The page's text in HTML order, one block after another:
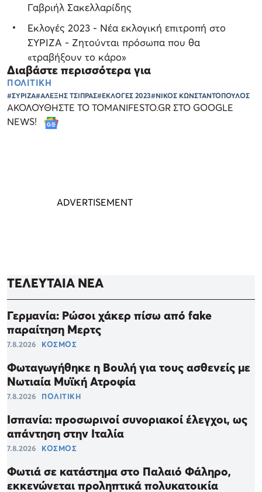
Γαβριήλ Σακελλαρίδης
Εκλογές 2023 - Νέα εκλογική επιτροπή στο
ΣΥΡΙΖΑ - Ζητούνται πρόσωπα που θα
«τραβήξουν το κάρο»
Διαβάστε περισσότερα για
ΠΟΛΙΤΙΚΗ
#ΣΥΡΙΖΑ#ΑΛΕΞΗΣ ΤΣΙΠΡΑΣ#ΕΚΛΟΓΕΣ 2023#ΝΙΚΟΣ ΚΩΝΣΤΑΝΤΟΠΟΥΛΟΣ
ΑΚΟΛΟΥΘΗΣΤΕ ΤΟ TOMANIFESTO.GR ΣΤΟ GOOGLE
NEWS!
ΤΕΛΕΥΤΑΙΑ ΝΕΑ
Γερμανία: Ρώσοι χάκερ πίσω από fake
παραίτηση Μερτς
7.8.2026 ΚΟΣΜΟΣ
Φωταγωγήθηκε η Βουλή για τους ασθενείς με
Νωτιαία Μυϊκή Ατροφία
7.8.2026 ΠΟΛΙΤΙΚΗ
Ισπανία: προσωρινοί συνοριακοί έλεγχοι, ως
απάντηση στην Ιταλία
7.8.2026 ΚΟΣΜΟΣ
Φωτιά σε κατάστημα στο Παλαιό Φάληρο,
εκκενώνεται προληπτικά πολυκατοικία